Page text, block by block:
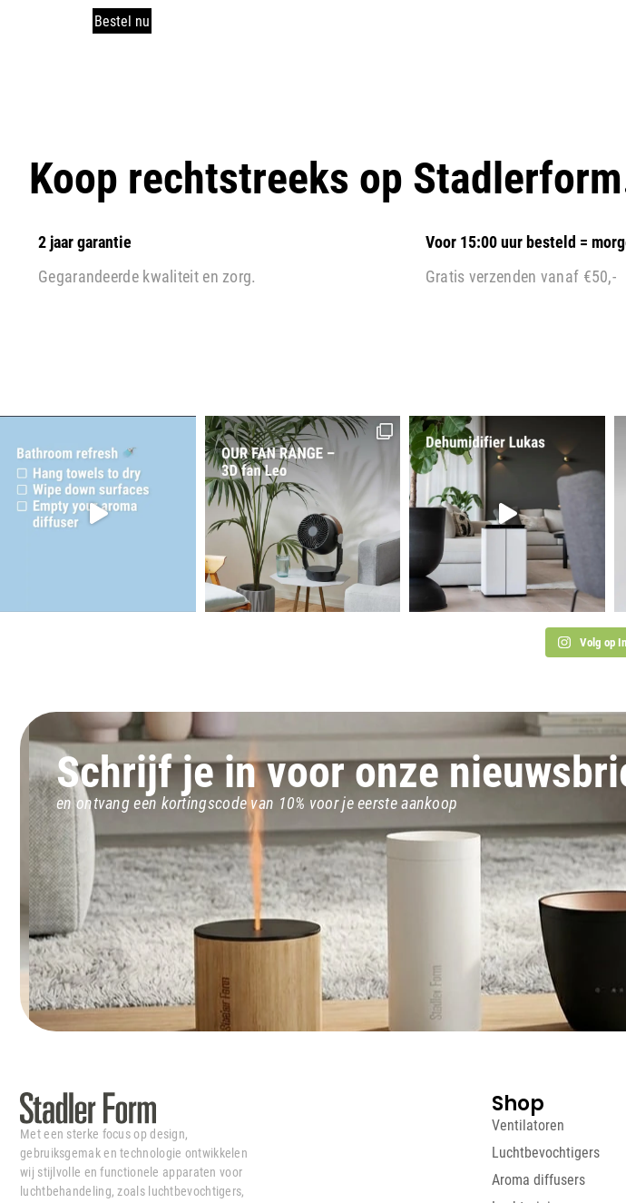
Bestel nu
Koop rechtstreeks op
2 jaar garantie
Gegarandeerde kwaliteit en zorg.
Voor 15:00 uur besteld =
Gratis verzenden vanaf €50,-
Volg op
Schrijf je in voor onze
en ontvang een kortingscode van 10% voor je eerste aankoop
Met een sterke focus op design,
gebruiksgemak en technologie ontwikkelen
wij stijlvolle en functionele apparaten voor
luchtbehandeling, zoals luchtbevochtigers,
Shop
Ventilatoren
Luchtbevochtigers
Aroma diffusers